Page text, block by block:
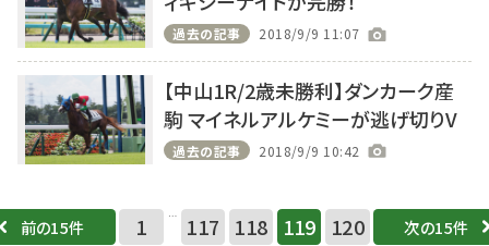
過去の記事 2018/9/9 11:07
【中山1R/2歳未勝利】ダンカーク産
駒 マイネルアルケミーが逃げ切りV
過去の記事 2018/9/9 10:42
前の15件 1 … 117 118 119 120 次の15件